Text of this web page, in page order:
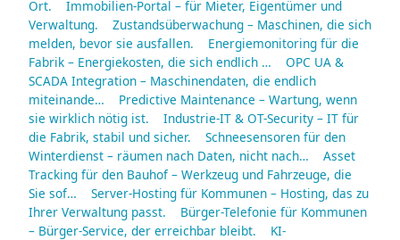
Ort.
Immobilien-Portal – für Mieter, Eigentümer und
Verwaltung.
Zustandsüberwachung – Maschinen, die sich
melden, bevor sie ausfallen.
Energiemonitoring für die
Fabrik – Energiekosten, die sich endlich …
OPC UA &
SCADA Integration – Maschinendaten, die endlich
miteinande…
Predictive Maintenance – Wartung, wenn
sie wirklich nötig ist.
Industrie-IT & OT-Security – IT für
die Fabrik, stabil und sicher.
Schneesensoren für den
Winterdienst – räumen nach Daten, nicht nach…
Asset
Tracking für den Bauhof – Werkzeug und Fahrzeuge, die
Sie sof…
Server-Hosting für Kommunen – Hosting, das zu
Ihrer Verwaltung passt.
Bürger-Telefonie für Kommunen
– Bürger-Service, der erreichbar bleibt.
KI-